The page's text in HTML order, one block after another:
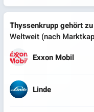
Thyssenkrupp gehört
Weltweit (nach
Exxon Mobil
Linde